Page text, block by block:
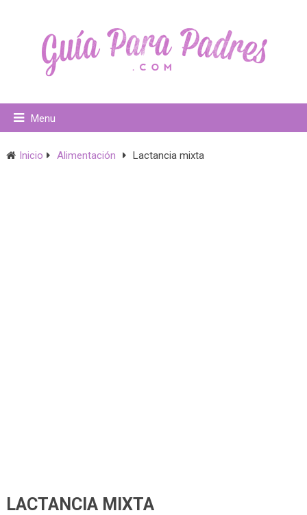
Menu
Inicio Alimentación Lactancia mixta
LACTANCIA MIXTA